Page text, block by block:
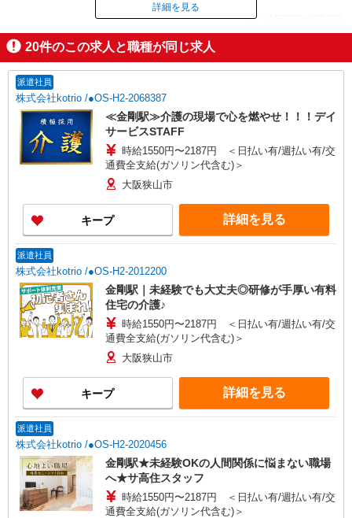
ID：AE0708991298
掲載期間終了
詳細を見る
20件のこの求人と職種が同じ求人
派遣社員
株式会社kotrio /●OS-H2-2068387
≪金剛駅≫介護の現場で心を燃やせ！！！デイ
サービスSTAFF
時給1550円〜2187円 ＜日払い有/週払い有/交
通費全支給(ガソリン代含む)＞
大阪狭山市
キープ 詳細を見る
派遣社員
株式会社kotrio /●OS-H2-2012200
金剛駅｜未経験でも大丈夫◎研修が手厚い有料
住宅の介護♪
時給1550円〜2187円 ＜日払い有/週払い有/交
通費全支給(ガソリン代含む)＞
大阪狭山市
キープ 詳細を見る
派遣社員
株式会社kotrio /●OS-H2-2020456
金剛駅★未経験OKの人間関係に悩まない職場
へ★サ高住スタッフ
時給1550円〜2187円 ＜日払い有/週払い有/交
通費全支給(ガソリン代含む)＞